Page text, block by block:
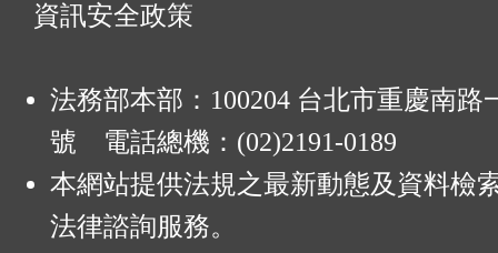
資訊安全政策
法務部本部：100204 台北市重慶南路
號 電話總機：(02)2191-0189
本網站提供法規之最新動態及資料檢
法律諮詢服務。